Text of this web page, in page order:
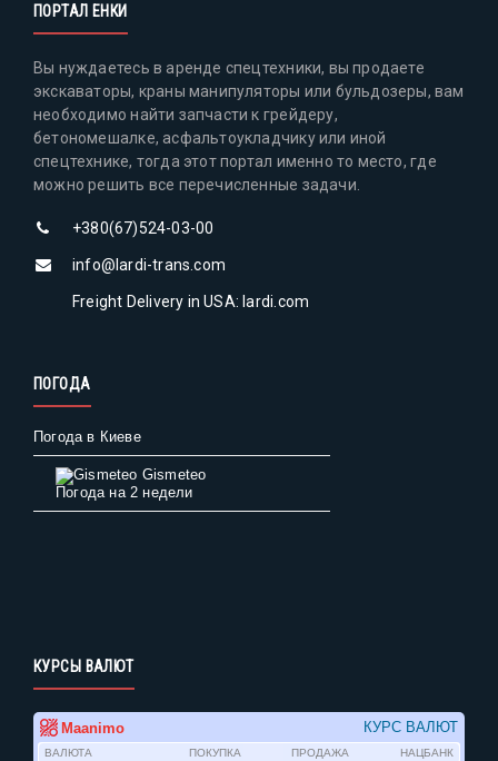
ПОРТАЛ ЕНКИ
Вы нуждаетесь в аренде спецтехники, вы продаете
экскаваторы, краны манипуляторы или бульдозеры, вам
необходимо найти запчасти к грейдеру,
бетономешалке, асфальтоукладчику или иной
спецтехнике, тогда этот портал именно то место, где
можно решить все перечисленные задачи.
+380(67)524-03-00
info@lardi-trans.com
Freight Delivery in USA: lardi.com
ПОГОДА
Погода в Киеве
Gismeteo
Погода на 2 недели
КУРСЫ ВАЛЮТ